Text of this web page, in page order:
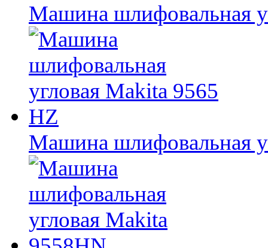
Машина шлифовальная
Машина шлифовальная